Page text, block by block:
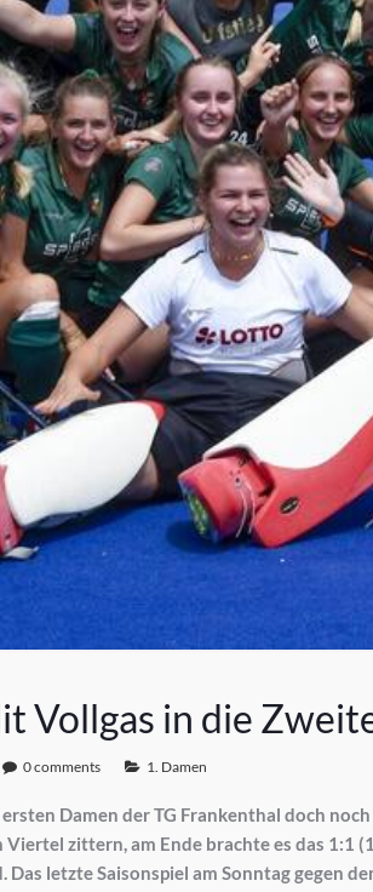
Vollgas in die
0 comments 1. Damen
Damen der TG Frankenthal doch
Viertel zittern, am Ende brachte es das
Das letzte Saisonspiel am Sonntag gegen